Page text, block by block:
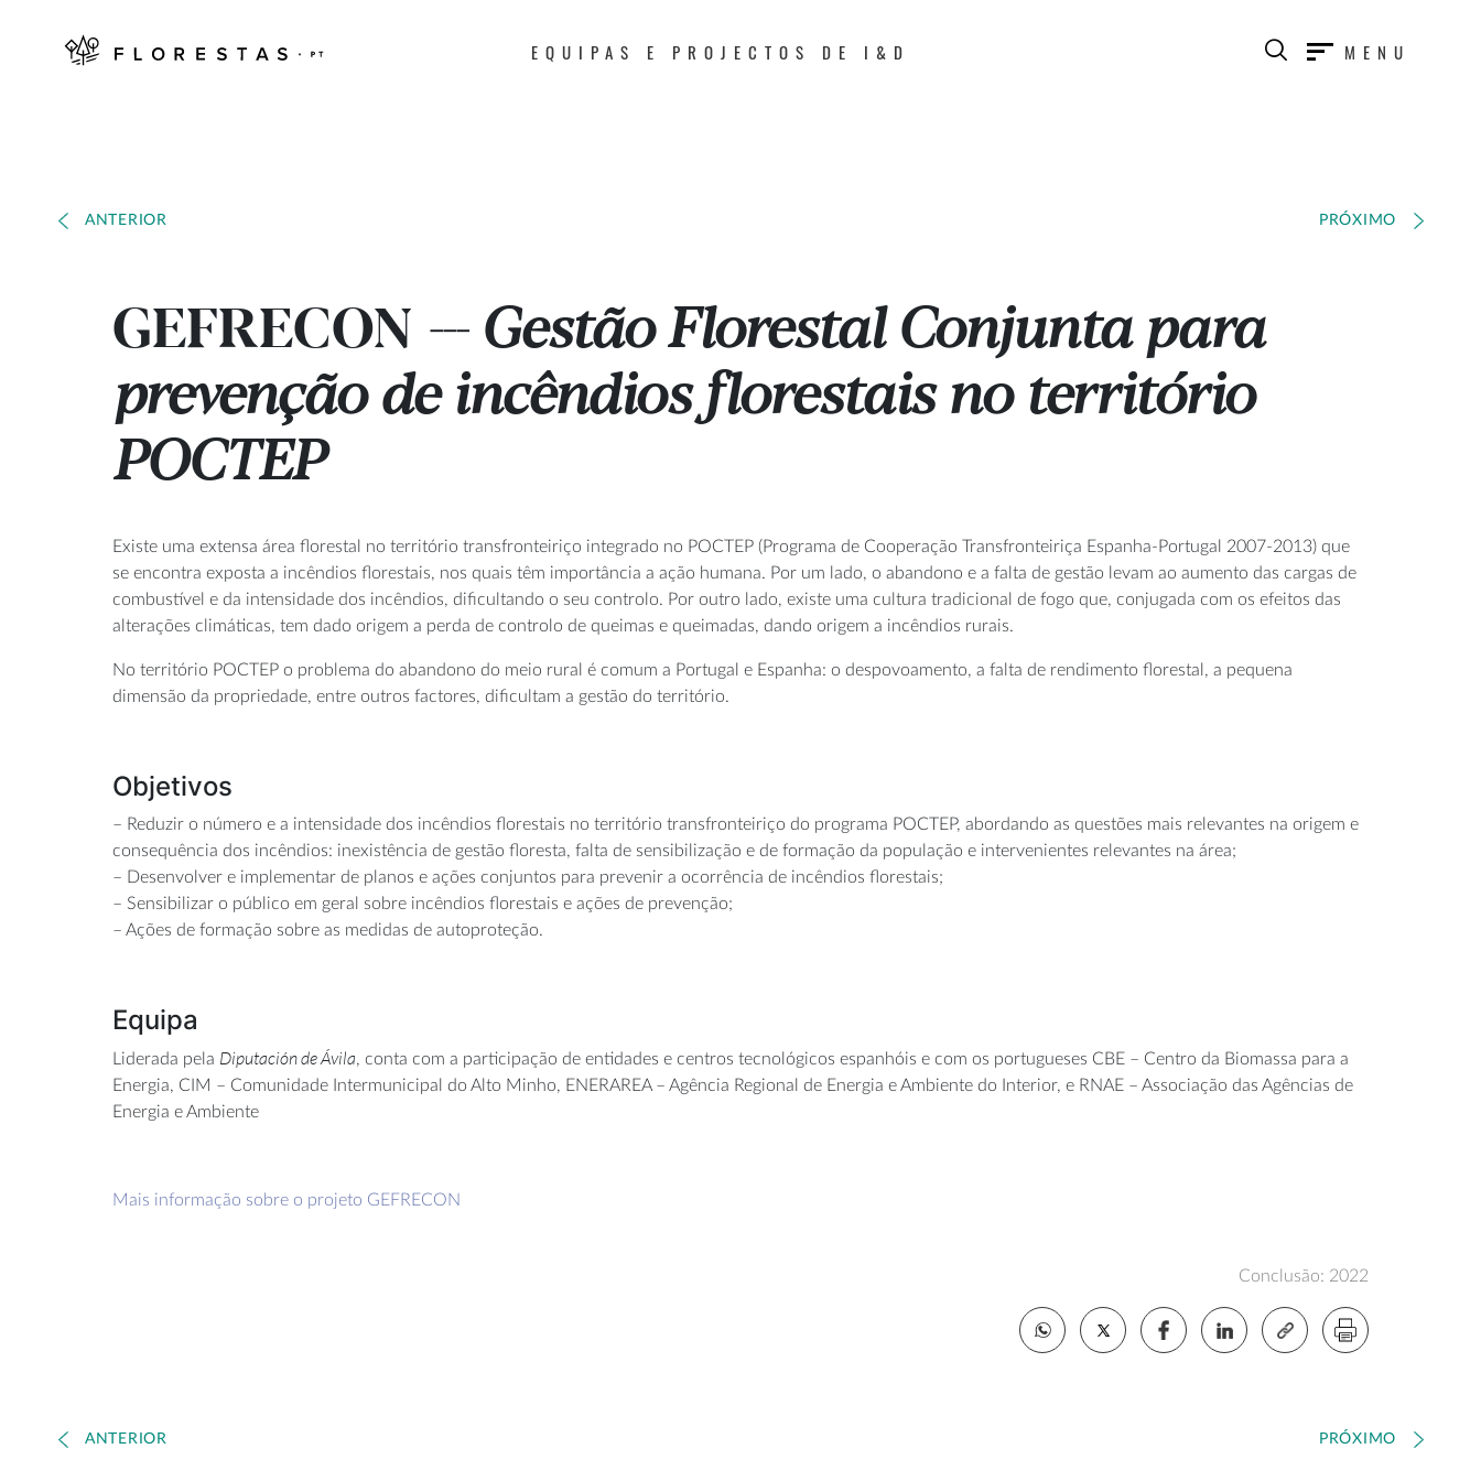
EQUIPAS E PROJECTOS DE I&D MENU
ANTERIOR PRÓXIMO
GEFRECON --- Gestão Florestal Conjunta para
prevenção de incêndios florestais no território
POCTEP
Existe uma extensa área florestal no território transfronteiriço integrado no POCTEP (Programa de Cooperação Transfronteiriça Espanha-Portugal 2007-2013) que
se encontra exposta a incêndios florestais, nos quais têm importância a ação humana. Por um lado, o abandono e a falta de gestão levam ao aumento das cargas de
combustível e da intensidade dos incêndios, dificultando o seu controlo. Por outro lado, existe uma cultura tradicional de fogo que, conjugada com os efeitos das
alterações climáticas, tem dado origem a perda de controlo de queimas e queimadas, dando origem a incêndios rurais.
No território POCTEP o problema do abandono do meio rural é comum a Portugal e Espanha: o despovoamento, a falta de rendimento florestal, a pequena
dimensão da propriedade, entre outros factores, dificultam a gestão do território.
Objetivos
– Reduzir o número e a intensidade dos incêndios florestais no território transfronteiriço do programa POCTEP, abordando as questões mais relevantes na origem e
consequência dos incêndios: inexistência de gestão floresta, falta de sensibilização e de formação da população e intervenientes relevantes na área;
– Desenvolver e implementar de planos e ações conjuntos para prevenir a ocorrência de incêndios florestais;
– Sensibilizar o público em geral sobre incêndios florestais e ações de prevenção;
– Ações de formação sobre as medidas de autoproteção.
Equipa
Liderada pela Diputación de Ávila, conta com a participação de entidades e centros tecnológicos espanhóis e com os portugueses CBE – Centro da Biomassa para a
Energia, CIM – Comunidade Intermunicipal do Alto Minho, ENERAREA – Agência Regional de Energia e Ambiente do Interior, e RNAE – Associação das Agências de
Energia e Ambiente
Mais informação sobre o projeto GEFRECON
Conclusão: 2022
ANTERIOR PRÓXIMO